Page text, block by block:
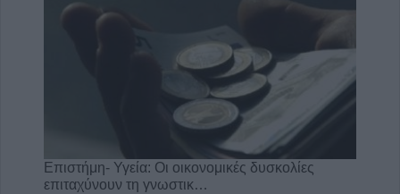
Επιστήμη- Υγεία: Οι οικονομικές δυσκολίες
επιταχύνουν τη γνωστικ…